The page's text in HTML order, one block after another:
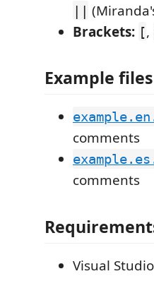
||
Brackets: [,
Example files
comments
comments
Visual